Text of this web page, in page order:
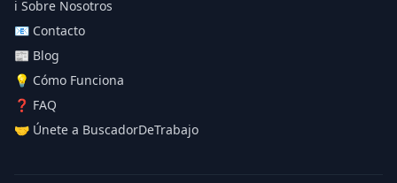
ℹ️ Sobre Nosotros
📧 Contacto
📰 Blog
💡 Cómo Funciona
❓ FAQ
🤝 Únete a BuscadorDeTrabajo